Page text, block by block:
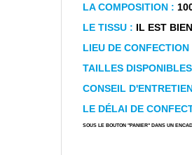
LA COMPOSITION :
LE TISSU : IL EST
LIEU DE CONFECTION
TAILLES
CONSEIL
LE DÉLAI DE
SOUS LE BOUTON "PANIER" DANS UN